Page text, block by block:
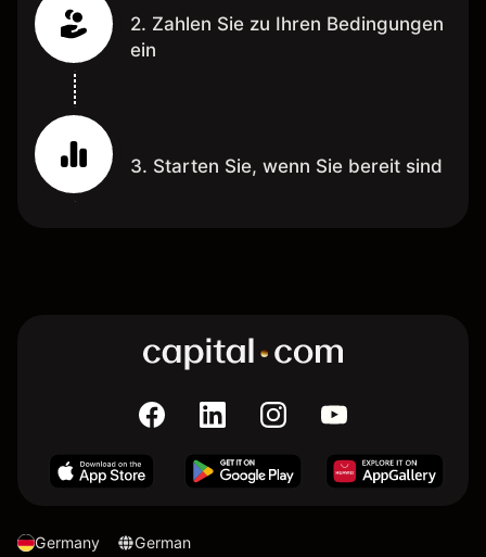
2. Zahlen Sie zu Ihren Bedingungen
ein
3. Starten Sie, wenn Sie bereit sind
Germany German